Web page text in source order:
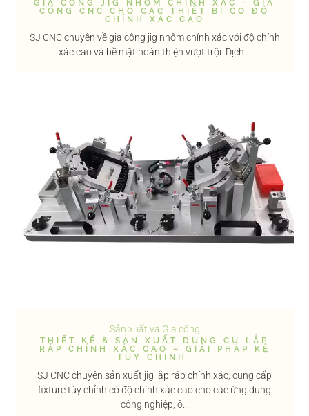
GIA CÔNG JIG NHÔM CHÍNH XÁC - GIA
CÔNG CNC CHO CÁC THIẾT BỊ CÓ ĐỘ
CHÍNH XÁC CAO
SJ CNC chuyên về gia công jig nhôm chính xác với độ chính
xác cao và bề mặt hoàn thiện vượt trội. Dịch...
Sản xuất và Gia công
THIẾT KẾ & SẢN XUẤT DỤNG CỤ LẮP
RÁP CHÍNH XÁC CAO – GIẢI PHÁP KỆ
TÙY CHỈNH.
SJ CNC chuyên sản xuất jig lắp ráp chính xác, cung cấp
fixture tùy chỉnh có độ chính xác cao cho các ứng dụng
công nghiệp, ô...